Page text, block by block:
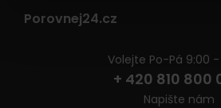
Porovnej24.cz
Volejte Po-Pá 9:00 -
+ 420 810 800
Napište nám